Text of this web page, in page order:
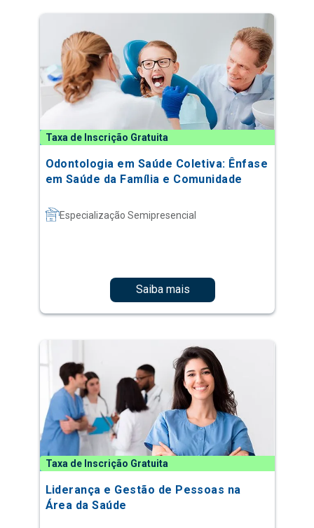
Taxa de Inscrição Gratuita
Odontologia em Saúde Coletiva: Ênfase
em Saúde da Família e Comunidade
Especialização Semipresencial
Saiba mais
Taxa de Inscrição Gratuita
Liderança e Gestão de Pessoas na
Área da Saúde